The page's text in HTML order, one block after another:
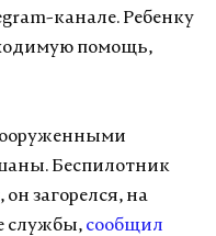
канале. Ребенку
помощь,
Беспилотник
загорелся, на
службы, сообщил